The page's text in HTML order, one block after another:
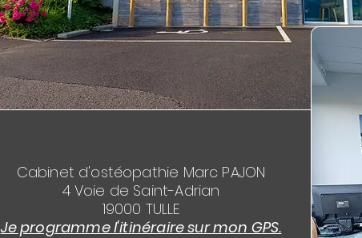
Cabinet d'ostéopathie Marc PAJON
4 Voie de Saint-Adrian
19000 TULLE
Je programme l'itinéraire sur mon GPS.